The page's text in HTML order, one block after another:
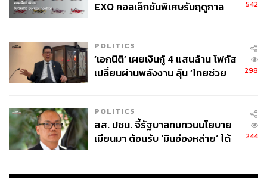
EXO คอลเล็กชันพิเศษรับฤดูกาล
542
POLITICS
‘เอกนิติ’ เผยเงินกู้ 4 แสนล้าน โฟกัส
เปลี่ยนผ่านพลังงาน ลุ้น ‘ไทยช่วย
298
POLITICS
สส. ปชน. จี้รัฐบาลทบทวนนโยบาย
เมียนมา ต้อนรับ ‘มินอ่องหล่าย’ ได้
244